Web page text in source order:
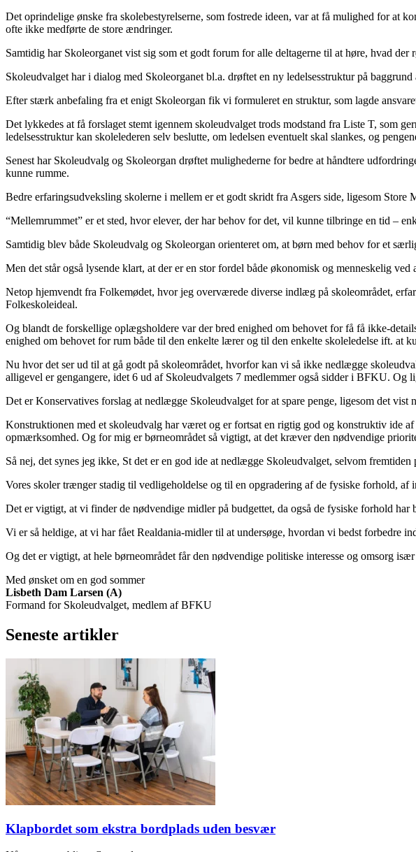
Det oprindelige ønske fra skolebestyrelserne, som fostrede ideen, var at få mulighed for at
ofte ikke medførte de store ændringer.
Samtidig har Skoleorganet vist sig som et godt forum for alle deltagerne til at høre, hvad der
Skoleudvalget har i dialog med Skoleorganet bl.a. drøftet en ny ledelsesstruktur på
Efter stærk anbefaling fra et enigt Skoleorgan fik vi formuleret en struktur, som lagde
Det lykkedes at få forslaget stemt igennem skoleudvalget trods modstand fra Liste T, som
ledelsesstruktur kan skolelederen selv beslutte, om ledelsen eventuelt skal slankes, og
Senest har Skoleudvalg og Skoleorgan drøftet mulighederne for bedre at håndtere
kunne rumme.
Bedre erfaringsudveksling skolerne i mellem er et godt skridt fra Asgers side, ligesom
“Mellemrummet” er et sted, hvor elever, der har behov for det, vil kunne tilbringe en tid –
Samtidig blev både Skoleudvalg og Skoleorgan orienteret om, at børn med behov for et
Men det står også lysende klart, at der er en stor fordel både økonomisk og menneskelig
Netop hjemvendt fra Folkemødet, hvor jeg overværede diverse indlæg på skoleområdet,
Folkeskoleideal.
Og blandt de forskellige oplægsholdere var der bred enighed om behovet for få få ikke-
enighed om behovet for rum både til den enkelte lærer og til den enkelte skoleledelse ift. at
Nu hvor det ser ud til at gå godt på skoleområdet, hvorfor kan vi så ikke nedlægge
alligevel er gengangere, idet 6 ud af Skoleudvalgets 7 medlemmer også sidder i BFKU.
Det er Konservatives forslag at nedlægge Skoleudvalget for at spare penge, ligesom det
Konstruktionen med et skoleudvalg har været og er fortsat en rigtig god og konstruktiv ide
opmærksomhed. Og for mig er børneområdet så vigtigt, at det kræver den nødvendige
Så nej, det synes jeg ikke, St det er en god ide at nedlægge Skoleudvalget, selvom fremtiden
Vores skoler trænger stadig til vedligeholdelse og til en opgradering af de fysiske forhold, af
Det er vigtigt, at vi finder de nødvendige midler på budgettet, da også de fysiske forhold
Vi er så heldige, at vi har fået Realdania-midler til at undersøge, hvordan vi bedst forbedre
Og det er vigtigt, at hele børneområdet får den nødvendige politiske interesse og omsorg
Med ønsket om en god sommer
Lisbeth Dam Larsen (A)
Formand for Skoleudvalget, medlem af BFKU
Seneste artikler
Klapbordet som ekstra bordplads uden besvær